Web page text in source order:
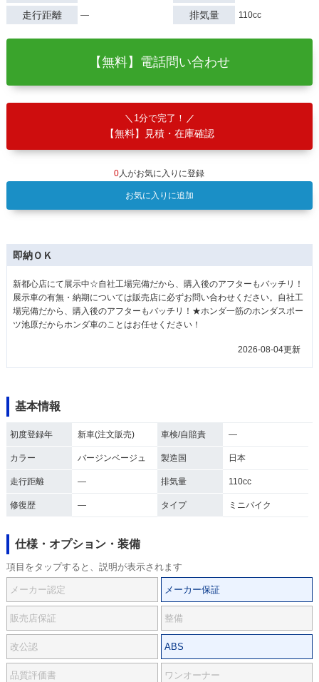
走行距離 ― 排気量 110cc
【無料】電話問い合わせ
1分で完了！
【無料】見積・在庫確認
0人がお気に入りに登録
お気に入りに追加
即納ＯＫ
新都心店にて展示中☆自社工場完備だから、購入後のアフターもバッチリ！
展示車の有無・納期については販売店に必ずお問い合わせください。自社工
場完備だから、購入後のアフターもバッチリ！★ホンダ一筋のホンダスポー
ツ池原だからホンダ車のことはお任せください！
2026-08-04更新
基本情報
初度登録年 新車(注文販売) 車検/自賠責 ―
カラー バージンベージュ 製造国 日本
走行距離 ― 排気量 110cc
修復歴 ― タイプ ミニバイク
仕様・オプション・装備
項目をタップすると、説明が表示されます
メーカー認定 メーカー保証
販売店保証 整備
改公認 ABS
品質評価書 ワンオーナー